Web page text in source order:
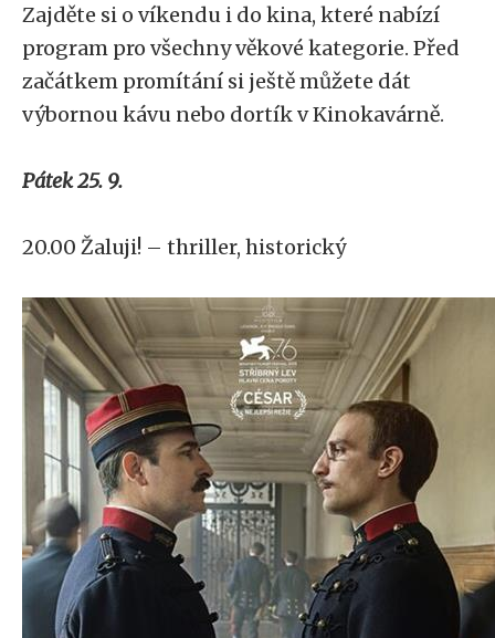
Zajděte si o víkendu i do kina, které nabízí
program pro všechny věkové kategorie. Před
začátkem promítání si ještě můžete dát
výbornou kávu nebo dortík v Kinokavárně.
Pátek 25. 9.
20.00 Žaluji! – thriller, historický